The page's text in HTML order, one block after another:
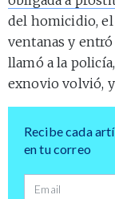
del homicidio, el
ventanas y entró
llamó a la
exnovio volvió,
Recibe cada
en tu correo
Dirección de